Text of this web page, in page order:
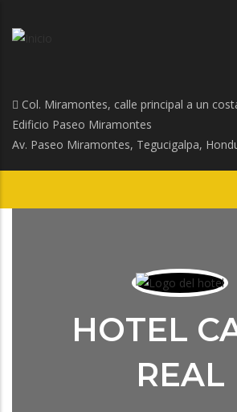
Col. Miramontes, calle principal a un
Edificio Paseo Miramontes
Av. Paseo Miramontes, Tegucigalpa,
HOTEL
REAL